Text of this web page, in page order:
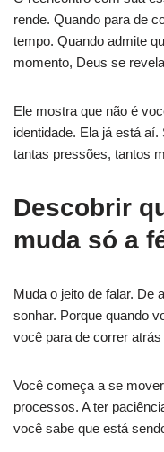
rende. Quando para de
tempo. Quando admite
momento, Deus se
Ele mostra que não é
identidade. Ela já está
tantas pressões, tantos
Descobrir
muda só a
Muda o jeito de falar. De
sonhar. Porque quando
você para de correr
Você começa a se
processos. A ter
você sabe que está